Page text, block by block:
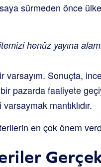
sürmeden önce
henüz yayına
varsayım. Sonuçta,
pazarda faaliyete
mantıklıdır.
en çok önem